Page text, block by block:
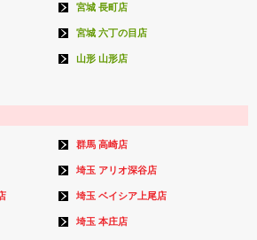
宮城 長町店
宮城 六丁の目店
山形 山形店
群馬 高崎店
埼玉 アリオ深谷店
埼玉 ベイシア上尾店
埼玉 本庄店